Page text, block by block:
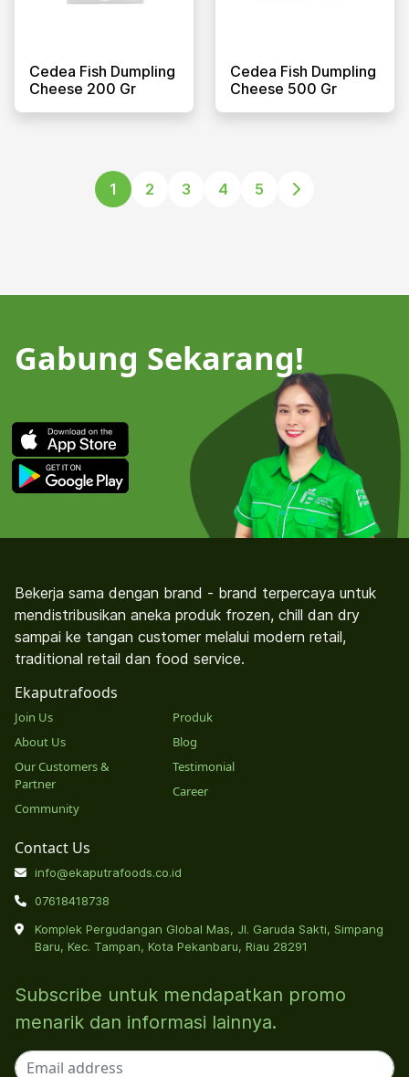
Cedea Fish Dumpling
Cheese 200 Gr
Cedea Fish Dumpling
Cheese 500 Gr
1 2 3 4 5
Gabung Sekarang!
Bekerja sama dengan brand - brand terpercaya untuk
mendistribusikan aneka produk frozen, chill dan dry
sampai ke tangan customer melalui modern retail,
traditional retail dan food service.
Ekaputrafoods
Join Us
About Us
Our Customers &
Partner
Community
Produk
Blog
Testimonial
Career
Contact Us
info@ekaputrafoods.co.id
07618418738
Komplek Pergudangan Global Mas, Jl. Garuda Sakti, Simpang
Baru, Kec. Tampan, Kota Pekanbaru, Riau 28291
Subscribe untuk mendapatkan promo
menarik dan informasi lainnya.